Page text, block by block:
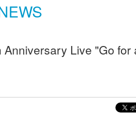
Anniversary Live "Go for